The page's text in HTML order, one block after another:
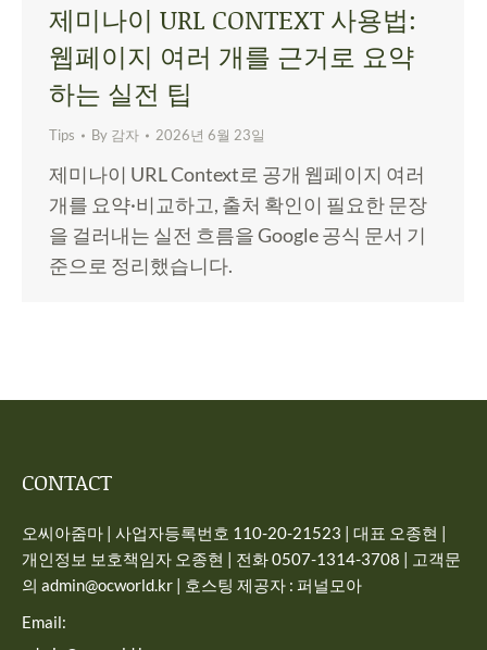
제미나이 URL CONTEXT 사용법:
웹페이지 여러 개를 근거로 요약
하는 실전 팁
Tips By 감자 2026년 6월 23일
제미나이 URL Context로 공개 웹페이지 여러
개를 요약·비교하고, 출처 확인이 필요한 문장
을 걸러내는 실전 흐름을 Google 공식 문서 기
준으로 정리했습니다.
CONTACT
오씨아줌마 | 사업자등록번호 110-20-21523 | 대표 오종현 |
개인정보 보호책임자 오종현 | 전화 0507-1314-3708 | 고객문
의 admin@ocworld.kr | 호스팅 제공자 : 퍼널모아
Email: